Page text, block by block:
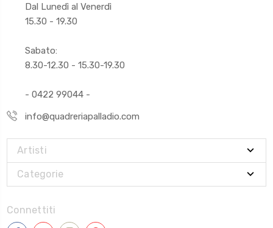
Dal Lunedì al Venerdì
15.30 - 19.30
Sabato:
8.30-12.30 - 15.30-19.30
- 0422 99044 -
info@quadreriapalladio.com
Artisti
Categorie
Connettiti